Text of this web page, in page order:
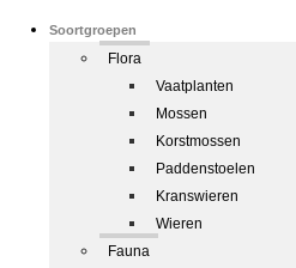
Soortgroepen
Flora
Vaatplanten
Mossen
Korstmossen
Paddenstoelen
Kranswieren
Wieren
Fauna